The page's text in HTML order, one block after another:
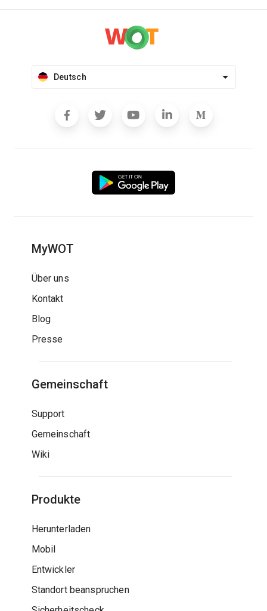
Deutsch
MyWOT
Über uns
Kontakt
Blog
Presse
Gemeinschaft
Support
Gemeinschaft
Wiki
Produkte
Herunterladen
Mobil
Entwickler
Standort beanspruchen